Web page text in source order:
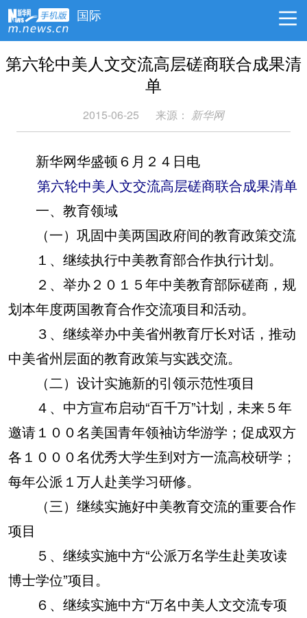
国际
第六轮中美人文交流高层磋商联合成果清
单
2015-06-25 来源： 新华网
新华网华盛顿６月２４日电
第六轮中美人文交流高层磋商联合成果清单
一、教育领域
（一）巩固中美两国政府间的教育政策交流
１、继续执行中美教育部合作执行计划。
２、举办２０１５年中美教育部际磋商，规
划本年度两国教育合作交流项目和活动。
３、继续举办中美省州教育厅长对话，推动
中美省州层面的教育政策与实践交流。
（二）设计实施新的引领示范性项目
４、中方宣布启动“百千万”计划，未来５年
邀请１００名美国青年领袖访华游学；促成双方
各１０００名优秀大学生到对方一流高校研学；
每年公派１万人赴美学习研修。
（三）继续实施好中美教育交流的重要合作
项目
５、继续实施中方“公派万名学生赴美攻读
博士学位”项目。
６、继续实施中方“万名中美人文交流专项